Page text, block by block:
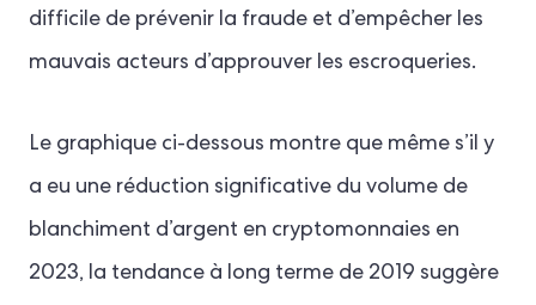
difficile de prévenir la fraude et d’empêcher les
mauvais acteurs d’approuver les escroqueries.
Le graphique ci-dessous montre que même s’il y
a eu une réduction significative du volume de
blanchiment d’argent en cryptomonnaies en
2023, la tendance à long terme de 2019 suggère